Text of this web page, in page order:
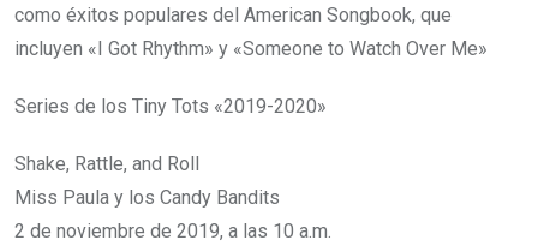
como éxitos populares del American Songbook, que
incluyen «I Got Rhythm» y «Someone to Watch Over Me»
Series de los Tiny Tots «2019-2020»
Shake, Rattle, and Roll
Miss Paula y los Candy Bandits
2 de noviembre de 2019, a las 10 a.m.